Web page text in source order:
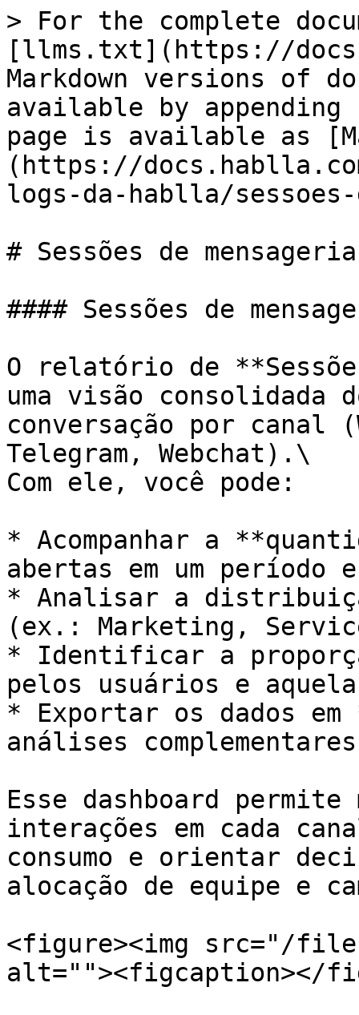
> For the complete
[llms.txt](https://
Markdown versions of
available by
page is available as
(https://
logs-da-hablla/sessoes-
# Sessões de mensageria
#### Sessões de
O relatório de
uma visão consolidada
conversação por canal
Telegram, Webchat).\
Com ele, você pode:
* Acompanhar a
abertas em um período
* Analisar a
(ex.: Marketing,
* Identificar a
pelos usuários e
* Exportar os dados em
análises
Esse dashboard permite
interações em cada
consumo e orientar
alocação de equipe e
<figure><img src="/files/
alt=""><figcaption></